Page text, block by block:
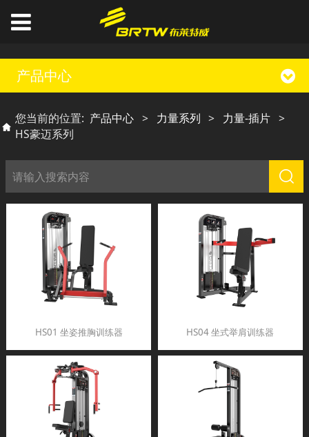
产品中心
您当前的位置: 产品中心 > 力量系列 > 力量-插片 >
HS豪迈系列
HS01 坐姿推胸训练器 HS04 坐式举肩训练器